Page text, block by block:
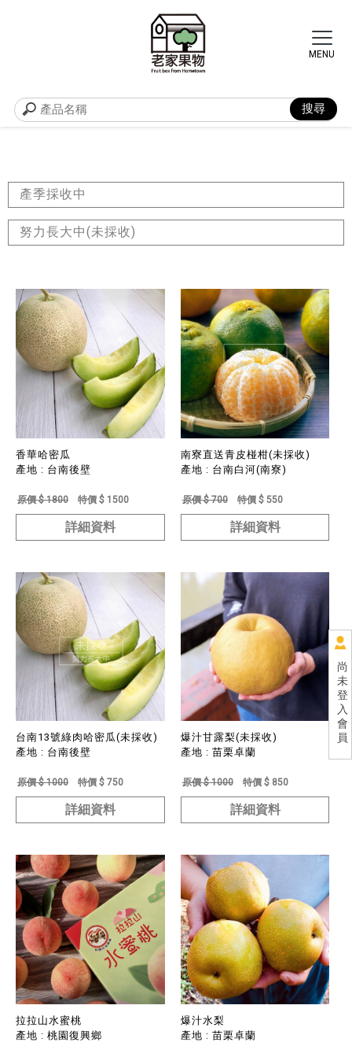
尚
未
登
入
會
員
產季採收中
努力長大中(未採收)
香華哈密瓜
產地 : 台南後壁
原價 $ 1800 特價 $ 1500
詳細資料
南寮直送青皮椪柑(未採收)
產地 : 台南白河(南寮)
原價 $ 700 特價 $ 550
詳細資料
台南13號綠肉哈密瓜(未採收)
產地 : 台南後壁
原價 $ 1000 特價 $ 750
詳細資料
爆汁甘露梨(未採收)
產地 : 苗栗卓蘭
原價 $ 1000 特價 $ 850
詳細資料
拉拉山水蜜桃
產地 : 桃園復興鄉
爆汁水梨
產地 : 苗栗卓蘭